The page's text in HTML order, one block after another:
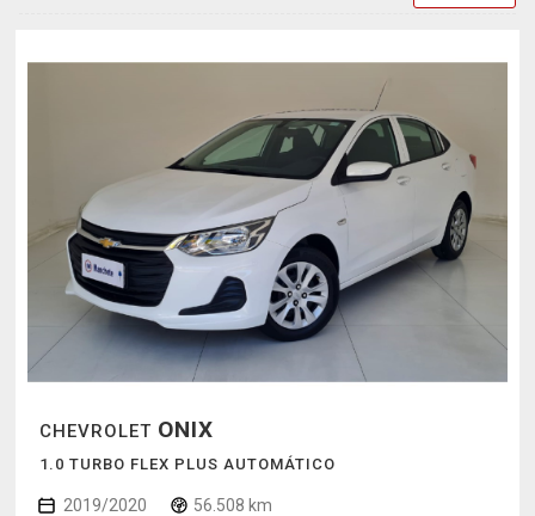
CHEVROLET ONIX
1.0 TURBO FLEX PLUS AUTOMÁTICO
2019/2020 56.508 km